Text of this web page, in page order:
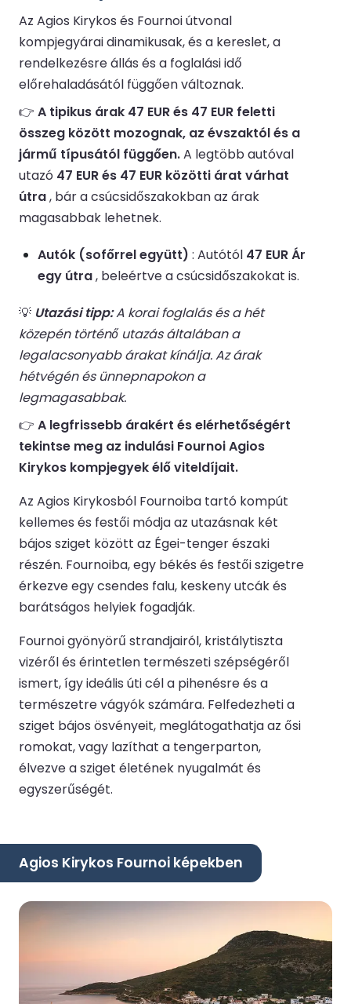
Az Agios Kirykos és Fournoi útvonal
kompjegyárai dinamikusak, és a kereslet, a
rendelkezésre állás és a foglalási idő
előrehaladásától függően változnak.
👉 A tipikus árak 47 EUR és 47 EUR feletti
összeg között mozognak, az évszaktól és a
jármű típusától függően.A legtöbb autóval
utazó 47 EUR és 47 EUR közötti árat várhat
útra, bár a csúcsidőszakokban az árak
magasabbak lehetnek.
Autók (sofőrrel együtt) : Autótól 47 EUR Ár
egy útra, beleértve a csúcsidőszakokat is.
💡 Utazási tipp:A korai foglalás és a hét
közepén történő utazás általában a
legalacsonyabb árakat kínálja. Az árak
hétvégén és ünnepnapokon a
legmagasabbak.
👉 A legfrissebb árakért és elérhetőségért
tekintse meg az indulási Fournoi Agios
Kirykos kompjegyek élő viteldíjait.
Az Agios Kirykosból Fournoiba tartó kompút
kellemes és festői módja az utazásnak két
bájos sziget között az Égei-tenger északi
részén. Fournoiba, egy békés és festői szigetre
érkezve egy csendes falu, keskeny utcák és
barátságos helyiek fogadják.
Fournoi gyönyörű strandjairól, kristálytiszta
vizéről és érintetlen természeti szépségéről
ismert, így ideális úti cél a pihenésre és a
természetre vágyók számára. Felfedezheti a
sziget bájos ösvényeit, meglátogathatja az ősi
romokat, vagy lazíthat a tengerparton,
élvezve a sziget életének nyugalmát és
egyszerűségét.
Agios Kirykos Fournoi képekben